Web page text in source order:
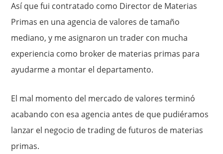
Así que fui contratado como Director de Materias
Primas en una agencia de valores de tamaño
mediano, y me asignaron un trader con mucha
experiencia como broker de materias primas para
ayudarme a montar el departamento.
El mal momento del mercado de valores terminó
acabando con esa agencia antes de que pudiéramos
lanzar el negocio de trading de futuros de materias
primas.